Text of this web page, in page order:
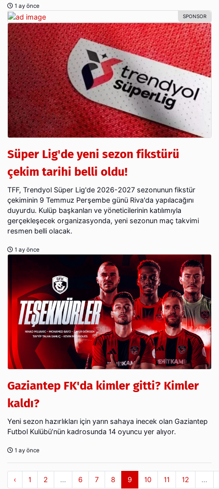
1 ay önce
Süper Lig'de yeni sezon fikstürü
çekim tarihi belli oldu!
TFF, Trendyol Süper Lig'de 2026-2027 sezonunun fikstür
çekiminin 9 Temmuz Perşembe günü Riva'da yapılacağını
duyurdu. Kulüp başkanları ve yöneticilerinin katılımıyla
gerçekleşecek organizasyonda, yeni sezonun maç takvimi
resmen belli olacak.
1 ay önce
Gaziantep FK'da kimler gitti? Kimler
kaldı?
Yeni sezon hazırlıkları için yarın sahaya inecek olan Gaziantep
Futbol Kulübü’nün kadrosunda 14 oyuncu yer alıyor.
1 ay önce
‹ 1 2 ... 6 7 8 9 10 11 12 ...